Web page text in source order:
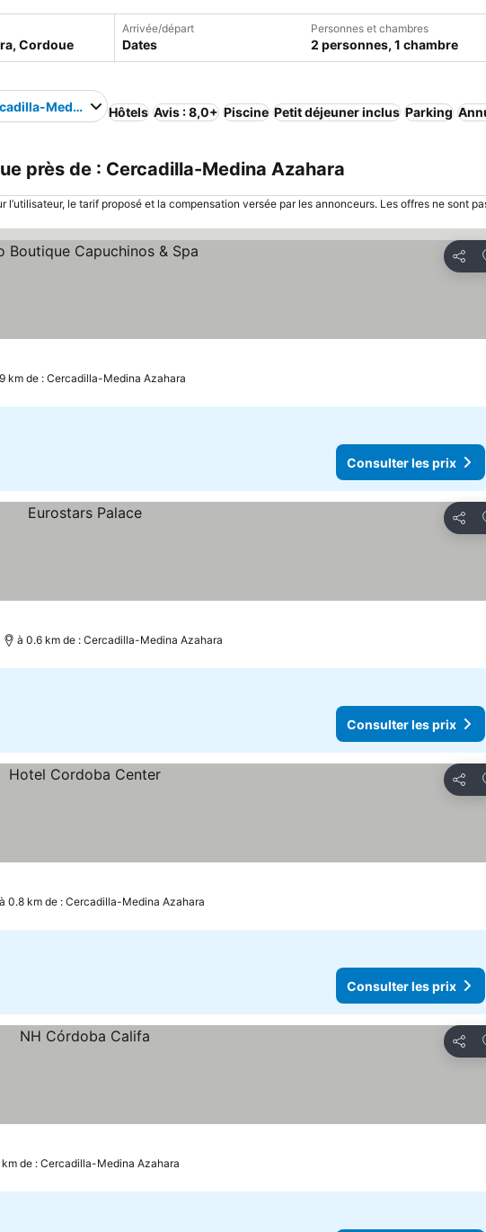
Arrivée/départ
Dates
Personnes et chambres
2 personnes, 1 chambre
Medina Azahara
Hôtels Avis : 8,0+ Piscine Petit déjeuner inclus Parking
près de : Cercadilla-Medina Azahara
le tarif proposé et la compensation versée par les annonceurs. Les offres ne sont
km de : Cercadilla-Medina Azahara
Consulter les prix
à 0.6 km de : Cercadilla-Medina Azahara
Consulter les prix
à 0.8 km de : Cercadilla-Medina Azahara
Consulter les prix
de : Cercadilla-Medina Azahara